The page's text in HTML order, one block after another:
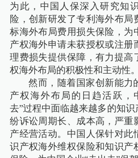
为此，中国人保深入研究知
险，创新研发了专利海外布局
标海外布局费用损失保险，为
产权海外申请未获授权或注册
理费损失提供保障，有力提高
权海外布局的积极性和主动性。
然而，随着国家创新能力
产权海外布局的日趋活跃，
去”过程中面临越来越多的知识
纷诉讼周期长、成本高，严重
产经营活动。中国人保针对此
识产权海外维权保险和知识产